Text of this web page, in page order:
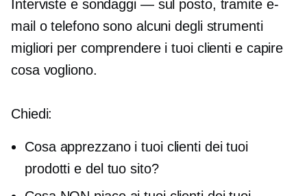
Interviste e sondaggi — sul posto, tramite e-
mail o telefono sono alcuni degli strumenti
migliori per comprendere i tuoi clienti e capire
cosa vogliono.
Chiedi:
Cosa apprezzano i tuoi clienti dei tuoi
prodotti e del tuo sito?